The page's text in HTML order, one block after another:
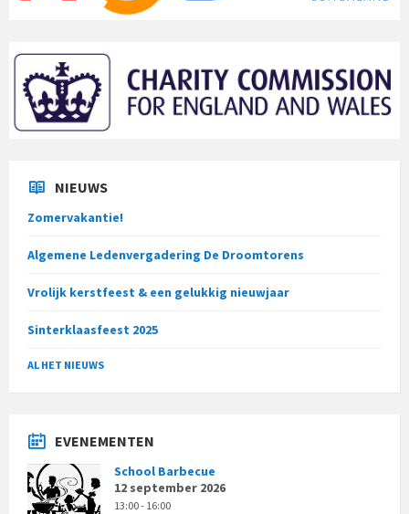
NIEUWS
Zomervakantie!
Algemene Ledenvergadering De Droomtorens
Vrolijk kerstfeest & een gelukkig nieuwjaar
Sinterklaasfeest 2025
AL HET NIEUWS
EVENEMENTEN
School Barbecue
12 september 2026
13:00 - 16:00